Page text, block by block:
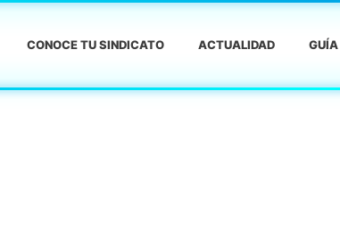
CONOCE TU SINDICATO ACTUALIDAD